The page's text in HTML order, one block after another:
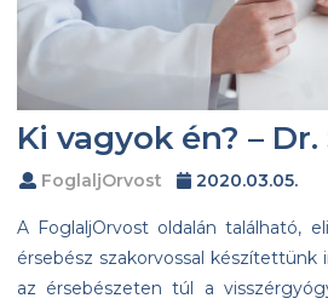
Ki vagyok én? –
FoglaljOrvost 2020.03.05.
A FoglaljOrvost oldalán található,
érsebész szakorvossal készítettünk
az érsebészeten túl a